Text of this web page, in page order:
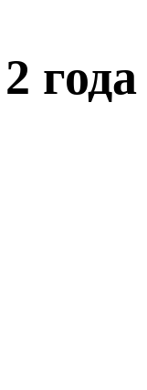
года